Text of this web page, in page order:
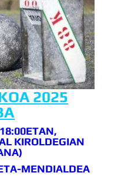
2025
KIROLDEGIAN
MENDIALDEA